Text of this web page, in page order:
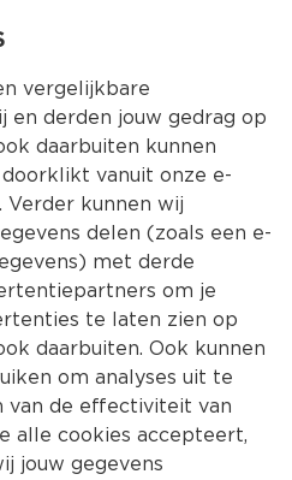
Kies jouw
Producten
Meest gewild
vergelijkbare
en derden jouw gedrag op
daarbuiten kunnen
vanuit onze e-
Verder kunnen wij
delen (zoals een e-
met derde
om je
te laten zien op
daarbuiten. Ook kunnen
om analyses uit te
van de effectiviteit van
alle cookies accepteert,
jouw gegevens